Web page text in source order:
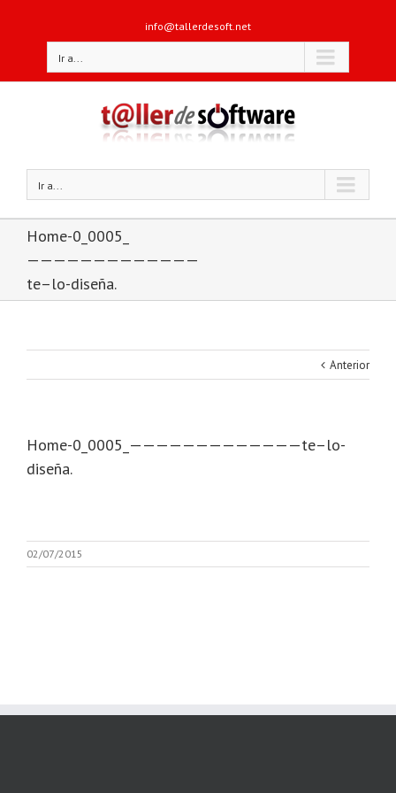
info@tallerdesoft.net
Ir a...
Ir a...
Home-0_0005_
—————————————
te–lo-diseña.
Anterior
Home-0_0005_—————————————te–lo-
diseña.
02/07/2015